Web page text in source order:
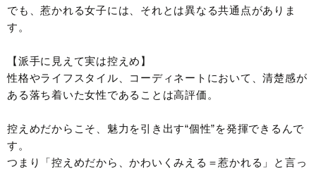
でも、惹かれる女子には、それとは異なる共通点がありま
す。
【派手に見えて実は控えめ】
性格やライフスタイル、コーディネートにおいて、清楚感が
ある落ち着いた女性であることは高評価。
控えめだからこそ、魅力を引き出す“個性”を発揮できるんで
す。
つまり「控えめだから、かわいくみえる＝惹かれる」と言っ